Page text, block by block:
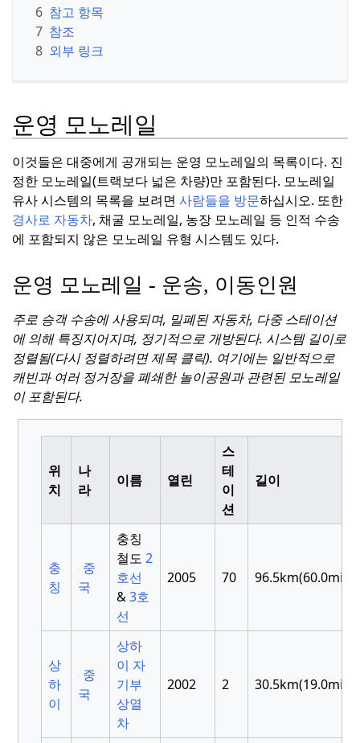
6 참고 항목
7 참조
8 외부 링크
운영 모노레일
이것들은 대중에게 공개되는 운영 모노레일의 목록이다. 진
정한 모노레일(트랙보다 넓은 차량)만 포함된다. 모노레일
유사 시스템의 목록을 보려면 사람들을 방문하십시오. 또한
경사로 자동차, 채굴 모노레일, 농장 모노레일 등 인적 수송
에 포함되지 않은 모노레일 유형 시스템도 있다.
운영 모노레일 - 운송, 이동인원
주로 승객 수송에 사용되며, 밀폐된 자동차, 다중 스테이션
에 의해 특징지어지며, 정기적으로 개방된다. 시스템 길이로
정렬됨(다시 정렬하려면 제목 클릭). 여기에는 일반적으로
캐빈과 여러 정거장을 폐쇄한 놀이공원과 관련된 모노레일
이 포함된다.
위
치
나
라
이름 열린
스
테
이
션
길이
충
칭
중
국
충칭
철도2
호선
&3호
선
2005 70 96.5km(60.0mi)
상
하
이
중
국
상하
이 자
기부
상열
차
2002 2 30.5km(19.0mi)